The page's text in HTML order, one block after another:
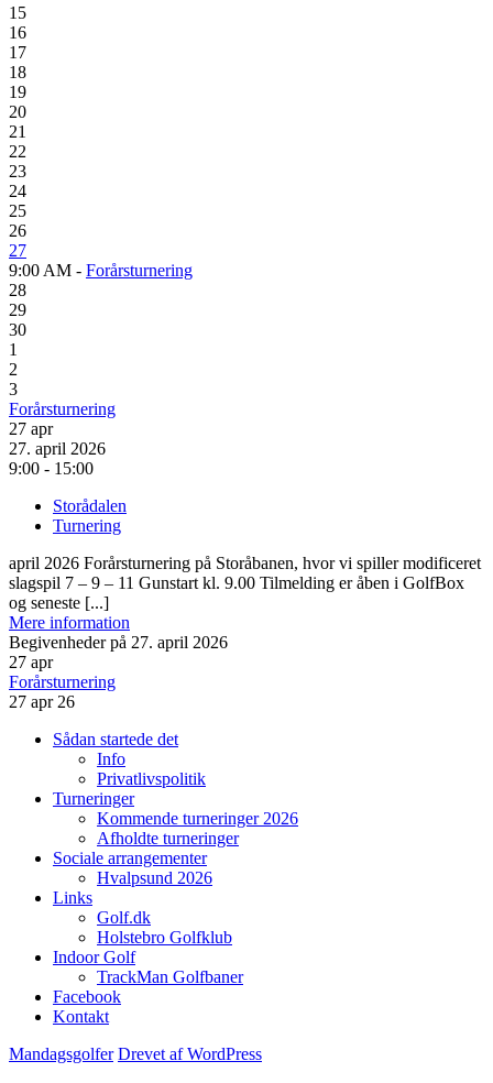
15
16
17
18
19
20
21
22
23
24
25
26
27
9:00 AM - Forårsturnering
28
29
30
1
2
3
Forårsturnering
27 apr
27. april 2026
9:00 - 15:00
Storådalen
Turnering
april 2026 Forårsturnering på Storåbanen, hvor vi spiller modificeret
slagspil 7 – 9 – 11 Gunstart kl. 9.00 Tilmelding er åben i GolfBox
og seneste [...]
Mere information
Begivenheder på 27. april 2026
27 apr
Forårsturnering
27 apr 26
Sådan startede det
Info
Privatlivspolitik
Turneringer
Kommende turneringer 2026
Afholdte turneringer
Sociale arrangementer
Hvalpsund 2026
Links
Golf.dk
Holstebro Golfklub
Indoor Golf
TrackMan Golfbaner
Facebook
Kontakt
Mandagsgolfer Drevet af WordPress